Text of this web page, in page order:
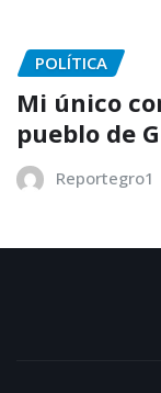
POLÍTICA
Mi único
pueblo de
Reportegro1